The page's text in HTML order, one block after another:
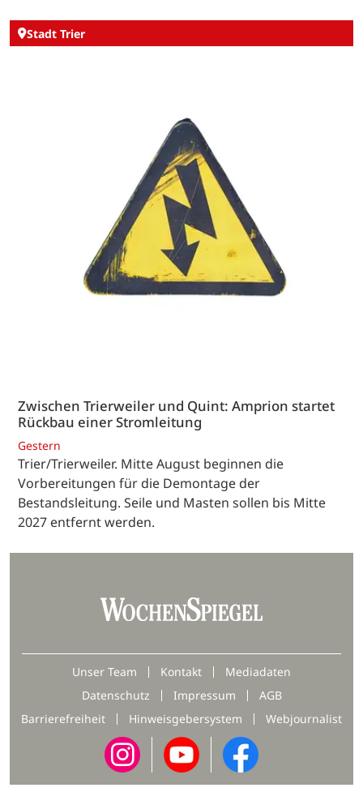
Stadt Trier
Zwischen Trierweiler und Quint: Amprion startet
Rückbau einer Stromleitung
Gestern
Trier/Trierweiler. Mitte August beginnen die
Vorbereitungen für die Demontage der
Bestandsleitung. Seile und Masten sollen bis Mitte
2027 entfernt werden.
Unser Team Kontakt
Mediadaten
Datenschutz
Impressum
AGB
Barrierefreiheit
Hinweisgebersystem Webjournalist